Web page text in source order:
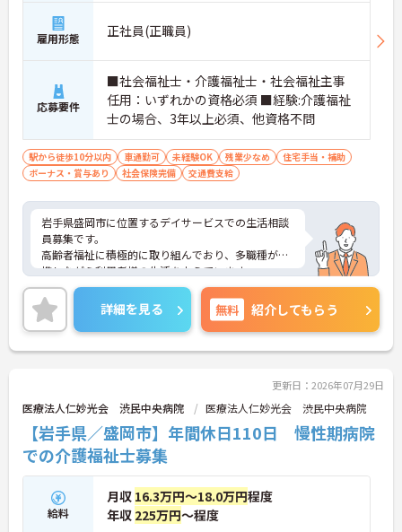
雇用形態 正社員(正職員)
応募要件
■社会福祉士・介護福祉士・社会福祉主事
任用：いずれかの資格必須 ■経験:介護福祉
士の場合、3年以上必須、他資格不問
駅から徒歩10分以内 車通勤可 未経験OK 残業少なめ
住宅手当・補助
ボーナス・賞与あり
社会保険完備 交通費支給
岩手県盛岡市に位置するデイサービスでの生活相談
員募集です。
高齢者福祉に積極的に取り組んでおり、多職種が連
携しながら利用者様の生活を支えています。
マイカー通勤OKかつ交通費支給ありなので様々な通
勤手段から検討いただけます♪
経験不問のため、資格を活かして新たなキャリアに
挑戦したい方にもおすすめです。定年65歳・再雇用
制度ありと、長く働き続けやすい環境も魅力です。
詳細を見る 無料 紹介してもらう
更新日：2026年07月29日
医療法人仁妙光会 渋民中央病院 医療法人仁妙光会 渋民中央病院
【岩手県／盛岡市】年間休日110日 慢性期病院
での介護福祉士募集
給料
月収 16.3万円～18.0万円程度
年収 225万円～程度